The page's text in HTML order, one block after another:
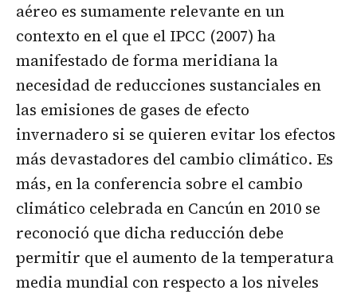
aéreo es sumamente relevante en un
contexto en el que el IPCC (2007) ha
manifestado de forma meridiana la
necesidad de reducciones sustanciales en
las emisiones de gases de efecto
invernadero si se quieren evitar los efectos
más devastadores del cambio climático. Es
más, en la conferencia sobre el cambio
climático celebrada en Cancún en 2010 se
reconoció que dicha reducción debe
permitir que el aumento de la temperatura
media mundial con respecto a los niveles